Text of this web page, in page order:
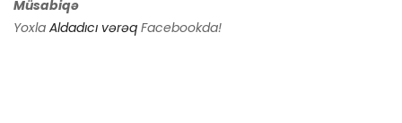
Müsabiqə
Yoxla Aldadıcı vərəq Facebookda!